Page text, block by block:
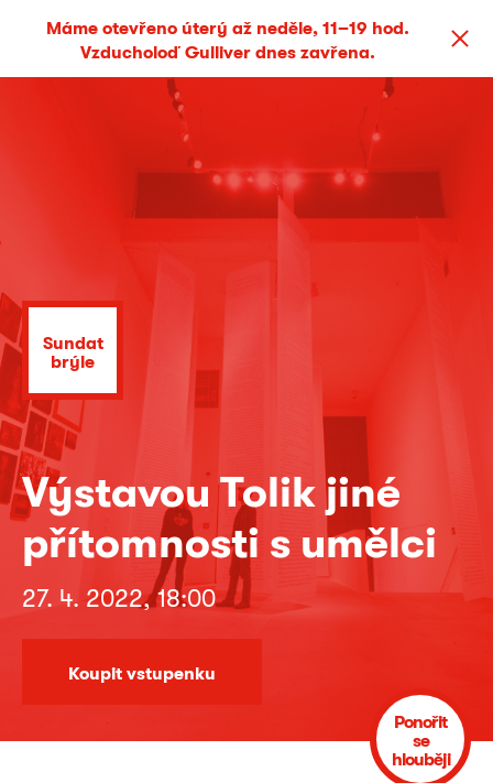
Máme otevřeno úterý až neděle, 11–19 hod.
Vzducholoď Gulliver dnes zavřena.
Sundat
brýle
Výstavou Tolik jiné
přítomnosti s umělci
27. 4. 2022, 18:00
Koupit vstupenku
Ponořit
se
hlouběji